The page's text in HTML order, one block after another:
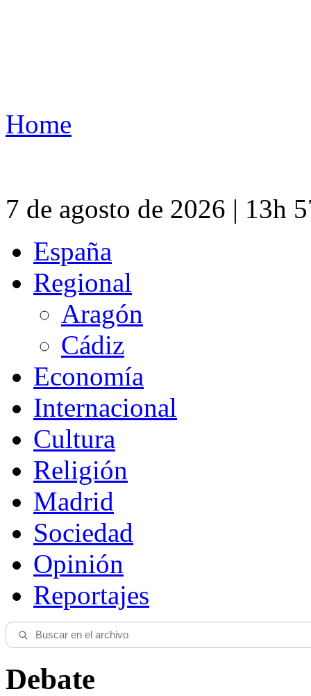
Home
7 de agosto de 2026 | 13h
España
Regional
Aragón
Cádiz
Economía
Internacional
Cultura
Religión
Madrid
Sociedad
Opinión
Reportajes
Debate